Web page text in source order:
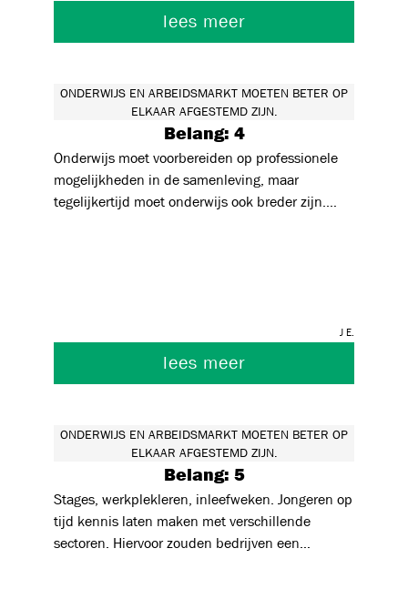
tijdens hun studentenloopbaan.
lees meer
ONDERWIJS EN ARBEIDSMARKT MOETEN BETER OP
ELKAAR AFGESTEMD ZIJN.
Belang: 4
Onderwijs moet voorbereiden op professionele
mogelijkheden in de samenleving, maar
tegelijkertijd moet onderwijs ook breder zijn.
J E.
lees meer
ONDERWIJS EN ARBEIDSMARKT MOETEN BETER OP
ELKAAR AFGESTEMD ZIJN.
Belang: 5
Stages, werkplekleren, inleefweken. Jongeren op
tijd kennis laten maken met verschillende
sectoren. Hiervoor zouden bedrijven een